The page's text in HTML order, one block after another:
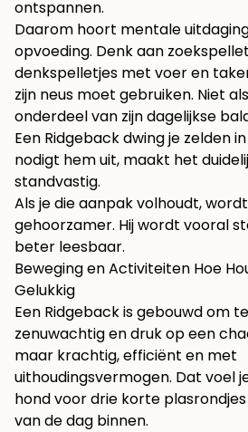
ontspannen.
Daarom hoort mentale
opvoeding. Denk aan
denkspelletjes met voer en
zijn neus moet gebruiken. Niet
onderdeel van zijn dagelijkse
Een Ridgeback dwing je zelden
nodigt hem uit, maakt het
standvastig.
Als je die aanpak volhoudt,
gehoorzamer. Hij wordt vooral
beter leesbaar.
Beweging en Activiteiten Hoe
Gelukkig
Een Ridgeback is gebouwd om
zenuwachtig en druk op een
maar krachtig, efficiënt en met
uithoudingsvermogen. Dat voel
hond voor drie korte
van de dag binnen.